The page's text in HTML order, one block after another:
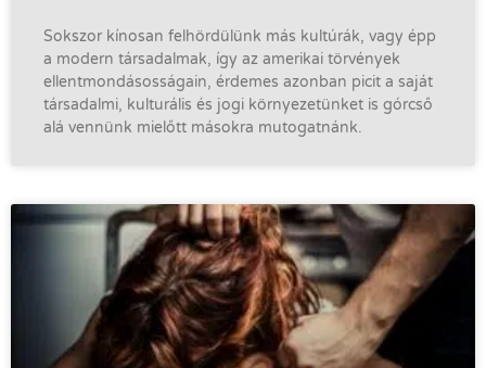
Sokszor kínosan felhördülünk más kultúrák, vagy épp
a modern társadalmak, így az amerikai törvények
ellentmondásosságain, érdemes azonban picit a saját
társadalmi, kulturális és jogi környezetünket is górcső
alá vennünk mielőtt másokra mutogatnánk.